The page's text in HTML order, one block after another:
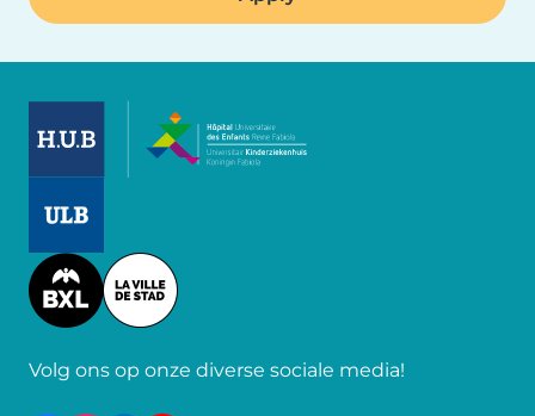
Image
Volg ons op onze diverse sociale media!